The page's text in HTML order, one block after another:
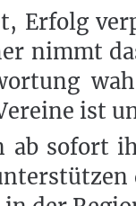
Erfolg
nimmt
ist
ab sofort